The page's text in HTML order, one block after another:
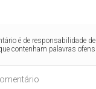
é de responsabilidade
contenham palavras